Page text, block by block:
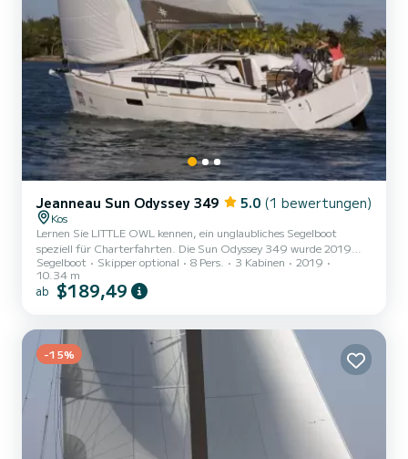
Jeanneau Sun Odyssey 349 5.0 (1 bewertungen)
Kos
Lernen Sie LITTLE OWL kennen, ein unglaubliches Segelboot
speziell für Charterfahrten. Die Sun Odyssey 349 wurde 2019
gebaut und bringt Sie zu den schönsten Ankerplätzen auf Kos. Das
Boot verfügt über 3 Kabinen mit allem Komfort und bietet Platz
für 8 Passagiere. Mit einer Gesamtlänge von 10 Metern und 21 PS
ist mit 1 Toilette mit Dusche ausgestattet. Dieses Boot ist...
Segelboot Skipper optional 8 Pers. 3 Kabinen
2019
10.34 m
ab $189,49
-15%